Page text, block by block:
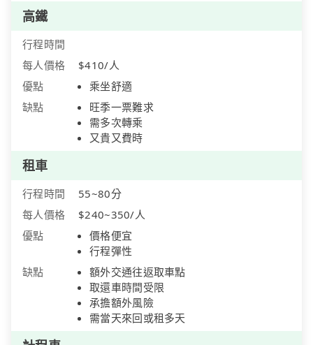
高鐵
行程時間
每人價格
$410/人
優點
乘坐舒適
缺點
旺季一票難求
需多次轉乘
又貴又費時
租車
行程時間
55~80分
每人價格
$240~350/人
優點
價格便宜
行程彈性
缺點
額外交通往返取車點
取還車時間受限
承擔額外風險
需當天來回或租多天